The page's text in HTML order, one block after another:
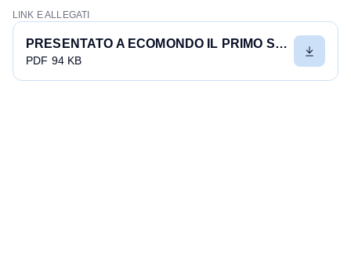
LINK E ALLEGATI
PRESENTATO A ECOMONDO IL PRIMO STUDIO LCA SUGLI IMBALLAGGI INDUSTRIALI IN LEGNO
PDF 94 KB